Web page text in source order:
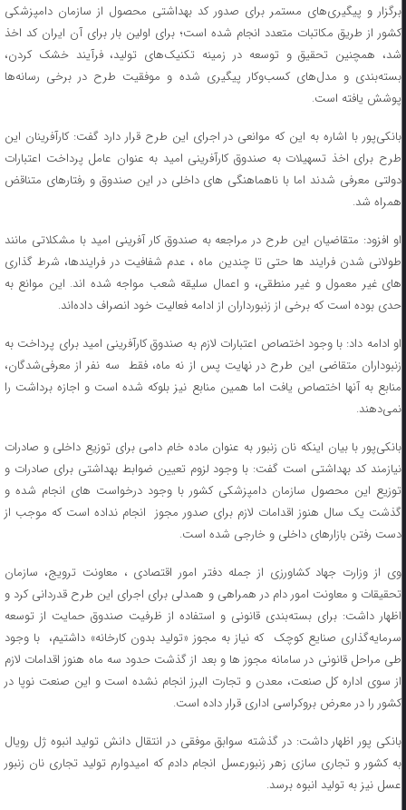
برگزار و پیگیری‌های مستمر برای صدور کد بهداشتی محصول از سازمان دامپزشکی
کشور از طریق مکاتبات متعدد انجام شده است؛ برای اولین بار برای آن ایران کد اخذ
شد، همچنین تحقیق و توسعه در زمینه تکنیک‌های تولید، فرآیند خشک کردن،
بسته‌بندی و مدل‌های کسب‌وکار پیگیری شده و موفقیت طرح در برخی رسانه‌ها
پوشش یافته است.
بانکی‌پور با اشاره به این که موانعی در اجرای این طرح قرار دارد گفت: کارآفرینان این
طرح برای اخذ تسهیلات به صندوق کارآفرینی امید به عنوان عامل پرداخت اعتبارات
دولتی معرفی شدند اما با ناهماهنگی های داخلی در این صندوق و رفتارهای متناقض
همراه شد.
او افزود: متقاضیان این طرح در مراجعه به صندوق کار آفرینی امید با مشکلاتی مانند
طولانی شدن فرایند ها حتی تا چندین ماه ، عدم شفافیت در فرایندها، شرط گذاری
های غیر معمول و غیر منطقی، و اعمال سلیقه شعب مواجه شده اند. این موانع به
حدی بوده است که برخی از زنبورداران از ادامه فعالیت خود انصراف داده‌اند.
او ادامه داد: با وجود اختصاص اعتبارات لازم به صندوق کارآفرینی امید برای پرداخت به
زنبوداران متقاضی این طرح در نهایت پس از نه ماه، فقط سه نفر از معرفی‌شدگان،
منابع به آنها اختصاص یافت اما همین منابع نیز بلوکه شده است و اجازه برداشت را
نمی‌دهند.
بانکی‌پور با بیان اینکه نان زنبور به ‌عنوان ماده خام دامی برای توزیع داخلی و صادرات
نیازمند کد بهداشتی است گفت: با وجود لزوم تعیین ضوابط بهداشتی برای صادرات و
توزیع این محصول سازمان دامپزشکی کشور با وجود درخواست های انجام شده و
گذشت یک سال هنوز اقدامات لازم برای صدور مجوز انجام نداده است که موجب از
دست رفتن بازارهای داخلی و خارجی شده است.
وی از وزارت جهاد کشاورزی از جمله دفتر امور اقتصادی ، معاونت ترویج، سازمان
تحقیقات و معاونت امور دام در همراهی و همدلی برای اجرای این طرح قدردانی کرد و
اظهار داشت: برای بسته‌بندی قانونی و استفاده از ظرفیت صندوق حمایت از توسعه
سرمایه‌گذاری صنایع کوچک که نیاز به مجوز «تولید بدون کارخانه» داشتیم، با وجود
طی مراحل قانونی در سامانه مجوز ها و بعد از گذشت حدود سه ماه هنوز اقدامات لازم
از سوی اداره کل صنعت، معدن و تجارت البرز انجام نشده است و این صنعت نوپا در
کشور را در معرض بروکراسی اداری قرار داده است.
بانکی پور اظهار داشت: در گذشته سوابق موفقی در انتقال دانش تولید انبوه ژل‌ رویال
به کشور و تجاری سازی زهر زنبورعسل انجام دادم که امیدوارم تولید تجاری نان زنبور
عسل نیز به تولید انبوه برسد.